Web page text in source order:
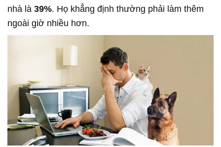
nhà là 39%. Họ khẳng định thường phải làm thêm
ngoài giờ nhiều hơn.